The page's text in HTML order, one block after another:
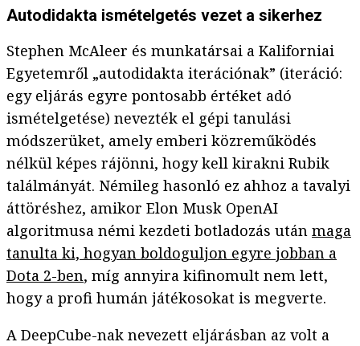
Autodidakta ismételgetés vezet a sikerhez
Stephen McAleer és munkatársai a Kaliforniai
Egyetemről „autodidakta iterációnak” (iteráció:
egy eljárás egyre pontosabb értéket adó
ismételgetése) nevezték el gépi tanulási
módszerüket, amely emberi közreműködés
nélkül képes rájönni, hogy kell kirakni Rubik
találmányát. Némileg hasonló ez ahhoz a tavalyi
áttöréshez, amikor Elon Musk OpenAI
algoritmusa némi kezdeti botladozás után maga
tanulta ki, hogyan boldoguljon egyre jobban a
Dota 2-ben, míg annyira kifinomult nem lett,
hogy a profi humán játékosokat is megverte.
A DeepCube-nak nevezett eljárásban az volt a